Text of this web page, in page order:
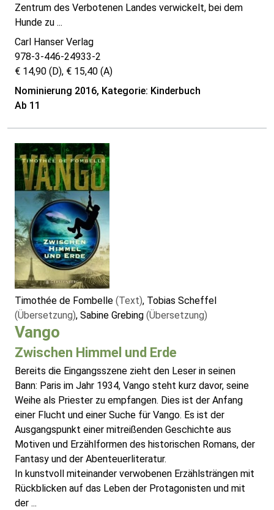
Zentrum des Verbotenen Landes verwickelt, bei dem
Hunde zu ...
Carl Hanser Verlag
978-3-446-24933-2
€ 14,90 (D), € 15,40 (A)
Nominierung 2016, Kategorie: Kinderbuch
Ab 11
Timothée de Fombelle (Text), Tobias Scheffel
(Übersetzung), Sabine Grebing (Übersetzung)
Vango
Zwischen Himmel und Erde
Bereits die Eingangsszene zieht den Leser in seinen
Bann: Paris im Jahr 1934, Vango steht kurz davor, seine
Weihe als Priester zu empfangen. Dies ist der Anfang
einer Flucht und einer Suche für Vango. Es ist der
Ausgangspunkt einer mitreißenden Geschichte aus
Motiven und Erzählformen des historischen Romans, der
Fantasy und der Abenteuerliteratur.
In kunstvoll miteinander verwobenen Erzählsträngen mit
Rückblicken auf das Leben der Protagonisten und mit
der ...